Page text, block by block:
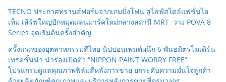
TECNO ประกาศทรานส์ฟอร์มจากเกมมิ่งโฟน สู่ไลฟ์สไตล์แฟชั่นไอ
เท็ม เสิร์ฟใหญ่ปักหมุดแลนมาร์คใหม่กลางสถานี MRT วาง POVA 8
Series จุดเริ่มต้นครั้งสำคัญ
ครั้งแรกของอุตสาหกรรมสีไทย นิปปอนเพนต์ผนึก 6 พันธมิตรโมเดิร์น
เทรดชั้นนำ นำร่องเปิดตัว “NIPPON PAINT WORRY FREE”
โปรแกรมดูแลคุณภาพฟิล์มสีหลังการขาย ยกระดับความมั่นใจลูกค้า